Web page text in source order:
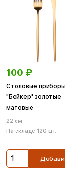
100 ₽
Столовые приборы
"Бейкер" золотые
матовые
22 см
На складе 120 шт.